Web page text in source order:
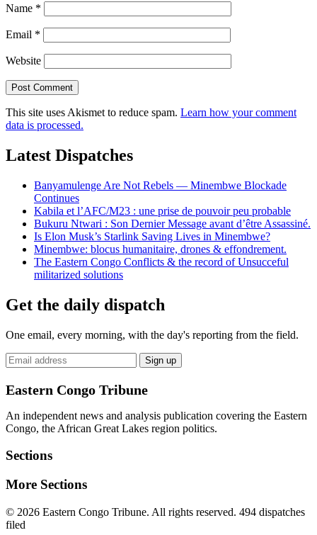
Name *
Email *
Website
This site uses Akismet to reduce spam. Learn how your comment
data is processed.
Latest Dispatches
Banyamulenge Are Not Rebels — Minembwe Blockade
Continues
Kabila et l’AFC/M23 : une prise de pouvoir peu probable
Bukuru Ntwari : Son Dernier Message avant d’être Assassiné.
Is Elon Musk’s Starlink Saving Lives in Minembwe?
Minembwe: blocus humanitaire, drones & effondrement.
The Eastern Congo Conflicts & the record of Unsucceful
militarized solutions
Get the daily dispatch
One email, every morning, with the day's reporting from the field.
Email
address
Sign up
Eastern Congo Tribune
An independent news and analysis publication covering the Eastern
Congo, the African Great Lakes region politics.
Sections
More Sections
© 2026 Eastern Congo Tribune. All rights reserved. 494 dispatches
filed